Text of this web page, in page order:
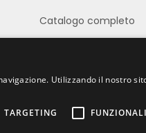
Catalogo completo
Uncinelli rivestiti
Modellistica e
Utilizzando il nostro
TARGETING